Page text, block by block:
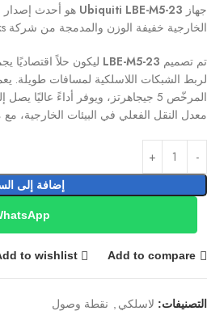
جهاز Ubiquiti LBE-M5-23
الخارجية خفيفة الوزن والمدمجة من شركة Ubiquiti Networks.
تم تصميم LBE-M5-23 ليكون حلاً اقتصاديًا
لربط الشبكات اللاسلكية لمسافات طويلة.
معدل النقل الفعلي في البيئات الخارجية، مع
إضافة إلى
Add to compare
to wishlist
التصنيفات: لاسلكي نقطة وصول